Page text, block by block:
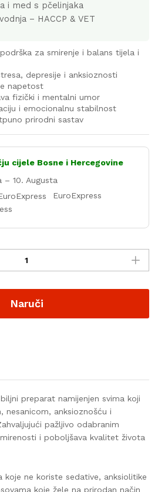
i med s pčelinjaka
– HACCP & VET
za smirenje i balans tijela i
depresije i anksioznosti
napetost
fizički i mentalni umor
i emocionalnu stabilnost
prirodni sastav
cijele Bosne i Hercegovine
– 10. Augusta
EuroExpress
Naruči
preparat namijenjen svima koji
nesanicom, anksioznošću i
pažljivo odabranim
i poboljšava kvalitet života
koje ne koriste sedative, anksiolitike
koje žele na prirodan način